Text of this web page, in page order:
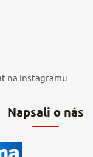
Napsali o nás
na Instagramu